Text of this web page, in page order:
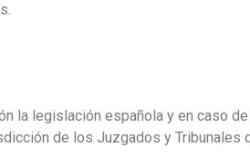
la legislación española y en caso
de los Juzgados y Tribunales